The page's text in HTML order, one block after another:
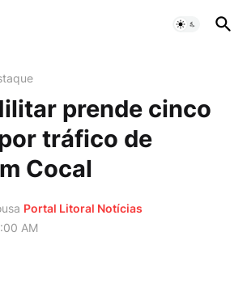
prende cinco
tráfico de
Cocal
Portal Litoral Notícias
AM